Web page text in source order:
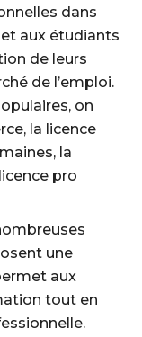
dans
aux étudiants
de leurs
de l’emploi.
on
la licence
la
pro
une
aux
tout en